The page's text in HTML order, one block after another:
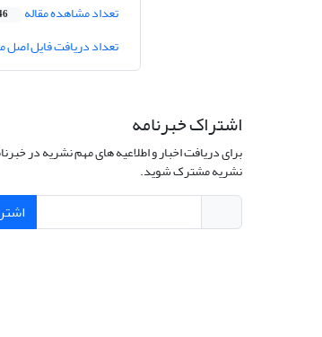
تعداد مشاهده مقاله
تعداد دریافت فایل اصل
اشتراک خبرنامه
برای دریافت اخبار و اطلاعیه های مهم نشریه در
نشریه مشترک شوید.